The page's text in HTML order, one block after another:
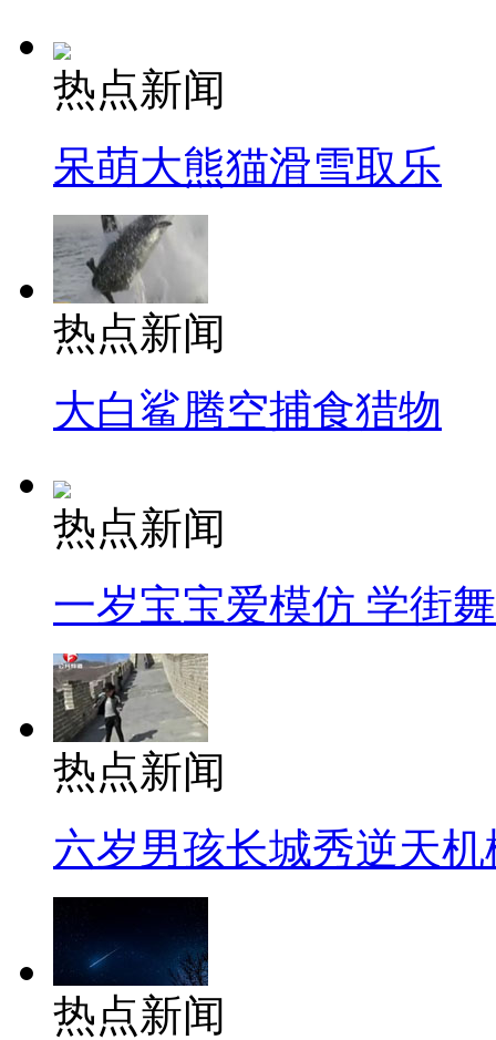
热点新闻
呆萌大熊猫滑雪取乐
热点新闻
大白鲨腾空捕食猎物
热点新闻
一岁宝宝爱模仿 学街
热点新闻
六岁男孩长城秀逆天机
热点新闻